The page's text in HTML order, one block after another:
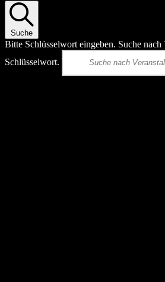
Suche
Bitte Schlüsselwort eingeben. Suche nach
Schlüsselwort.